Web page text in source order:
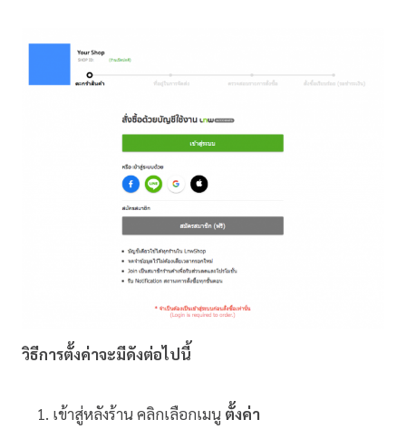
วิธีการตั้งค่าจะมีดังต่อไปนี้
เข้าสู่หลังร้าน คลิกเลือกเมนู ตั้งค่า